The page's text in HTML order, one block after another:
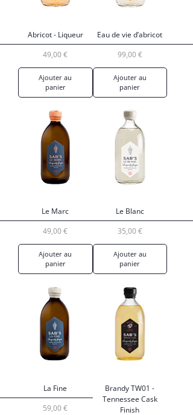
Abricot - Liqueur
Prix
49,00 €
Ajouter au
panier
Eau de vie d’abricot
Prix
99,00 €
Ajouter au
panier
Le Marc
Prix
49,00 €
Ajouter au
panier
Le Blanc
Prix
35,00 €
Ajouter au
panier
La Fine
Prix
59,00 €
Brandy TW01 -
Tennessee Cask
Finish